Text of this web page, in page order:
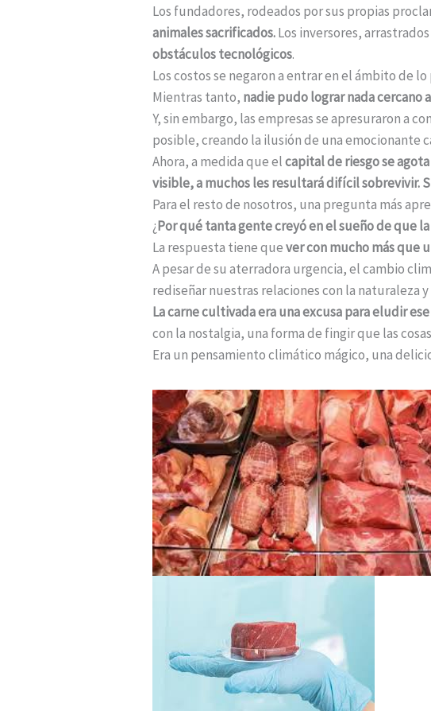
Los fundadores, rodeados por sus propias
animales sacrificados.Los inversores,
obstáculos tecnológicos.
Los costos se negaron a entrar en el ámbito de
Mientras tanto, nadie pudo lograr nada cercano
Y, sin embargo, las empresas se apresuraron a
posible, creando la ilusión de una emocionante
Ahora, a medida que elcapital de riesgo se
visible, a muchos les resultará difícil sobrevivir.
Para el resto de nosotros, una pregunta más
¿Por qué tanta gente creyó en el sueño de que
La respuesta tiene quever con mucho más que
A pesar de su aterradora urgencia, el cambio
rediseñar nuestras relaciones con la naturaleza
La carne cultivada era una excusa para eludir
con la nostalgia, una forma de fingir que las
Era un pensamiento climático mágico, una